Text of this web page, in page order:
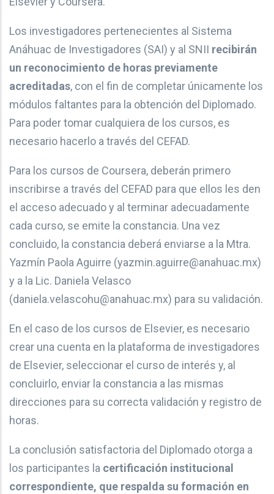
Los investigadores pertenecientes al Sistema
Anáhuac de Investigadores (SAI) y al SNII recibirán
un reconocimiento de horas previamente
acreditadas, con el fin de completar únicamente los
módulos faltantes para la obtención del Diplomado.
Para poder tomar cualquiera de los cursos, es
necesario hacerlo a través del CEFAD.
Para los cursos de Coursera, deberán primero
inscribirse a través del CEFAD para que ellos les den
el acceso adecuado y al terminar adecuadamente
cada curso, se emite la constancia. Una vez
concluido, la constancia deberá enviarse a la Mtra.
Yazmín Paola Aguirre (yazmin.aguirre@anahuac.mx)
y a la Lic. Daniela Velasco
(daniela.velascohu@anahuac.mx) para su validación.
En el caso de los cursos de Elsevier, es necesario
crear una cuenta en la plataforma de investigadores
de Elsevier, seleccionar el curso de interés y, al
concluirlo, enviar la constancia a las mismas
direcciones para su correcta validación y registro de
horas.
La conclusión satisfactoria del Diplomado otorga a
los participantes la certificación institucional
correspondiente, que respalda su formación en